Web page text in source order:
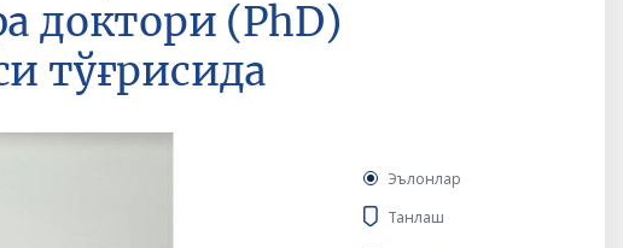
доктори (PhD)
тўғрисида
Эълонлар
Танлаш